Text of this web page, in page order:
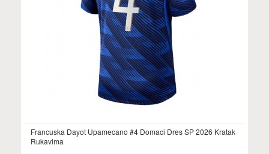
Francuska Dayot Upamecano #4 Domaci Dres SP 2026 Kratak
Rukavima